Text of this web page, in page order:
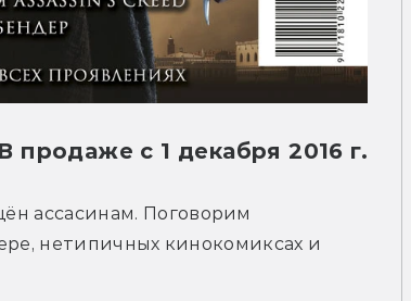
В продаже с 1 декабря 2016 г.
ассасинам. Поговорим
нетипичных кинокомиксах и